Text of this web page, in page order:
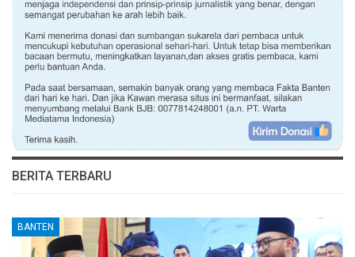
BERITA TERBARU
BANTEN